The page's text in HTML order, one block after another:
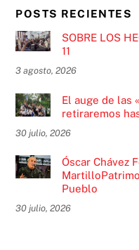
POSTS RECIENTES
SOBRE LOS
11
3 agosto, 2026
El auge de las
retiraremos
30 julio, 2026
Óscar Chávez
Pueblo
30 julio, 2026